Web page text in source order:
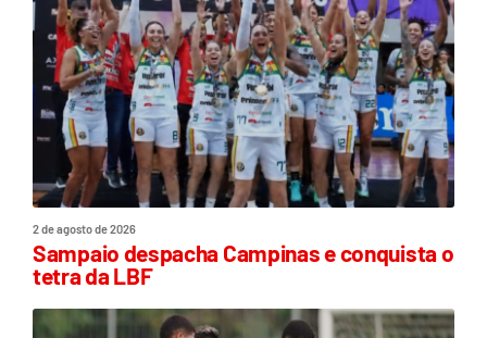
2 de agosto de 2026
Sampaio despacha Campinas e conquista o
tetra da LBF